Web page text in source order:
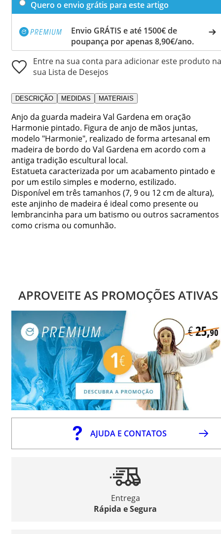
Quero o envio grátis para este artigo
Envio GRÁTIS e até 1500€ de
poupança por apenas 8,90€/ano.
Entre na sua conta para adicionar este produto na
sua Lista de Desejos
DESCRIÇÃO MEDIDAS MATERIAIS
Anjo da guarda madeira Val Gardena em oração
Harmonie pintado. Figura de anjo de mãos juntas,
modelo "Harmonie", realizado de forma artesanal em
madeira de bordo do Val Gardena em acordo com a
antiga tradição escultural local.
Estatueta caracterizada por um acabamento pintado e
por um estilo simples e moderno, estilizado.
Disponível em três tamanhos (7, 9 ou 12 cm de altura),
este anjinho de madeira é ideal como presente ou
lembrancinha para um batismo ou outros sacramentos
como crisma ou comunhão.
APROVEITE AS PROMOÇÕES ATIVAS
AJUDA E CONTATOS
Entrega
Rápida e Segura